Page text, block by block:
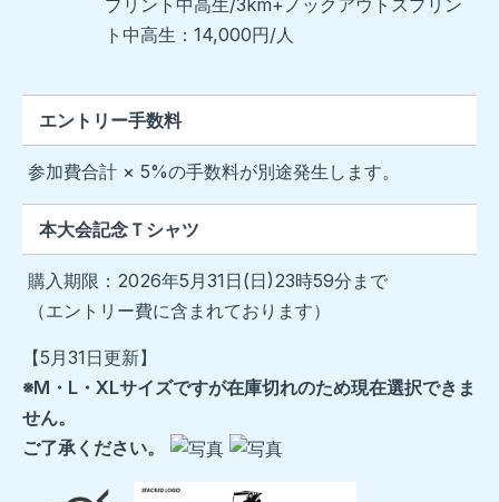
ト中高生：14,000円/人
エントリー手数料
参加費合計 × 5%の手数料が別途発生します。
本大会記念Ｔシャツ
購入期限：2026年5月31日(日)23時59分まで
（エントリー費に含まれております）
【5月31日更新】
※M・L・XLサイズですが在庫切れのため現在選択できま
せん。
ご了承ください。